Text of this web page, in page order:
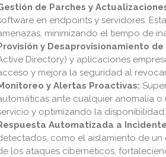
de Parches y
en endpoints y servidores.
minimizando el tiempo de
y Desaprovisionamiento de
Directory) y aplicaciones
y mejora la seguridad al
y Alertas Proactivas:
ante cualquier anomalía
y optimizando la disponibilidad.
Automatizada a
como el aislamiento de
los ataques cibernéticos,